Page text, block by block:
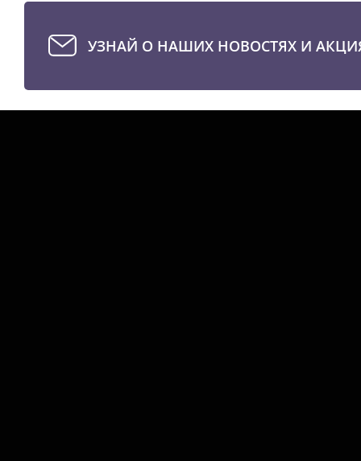
УЗНАЙ О НАШИХ НОВОСТЯХ И